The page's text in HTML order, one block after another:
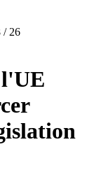
/ 26
l'UE